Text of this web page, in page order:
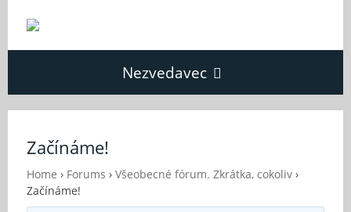
Nezvedavec
Fórum
Začínáme!
Home › Forums › Všeobecné fórum. Zkrátka, cokoliv ›
Začínáme!